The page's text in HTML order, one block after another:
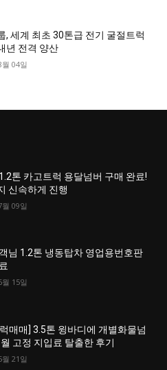
, 세계 최초 30톤급 전기 굴절트럭
년 전격 양산
04일
톤 카고트럭 용달넘버 구매 완료!
신속하게 진행
09일
님 1.2톤 냉동탑차 영업용번호판
15일
매매] 3.5톤 윙바디에 개별화물넘
고정 지입료 탈출한 후기
21일